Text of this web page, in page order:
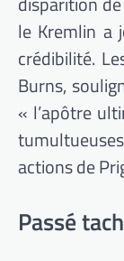
le Kremlin a
crédibilité.
Burns,
« l’apôtre
actions de
Passé